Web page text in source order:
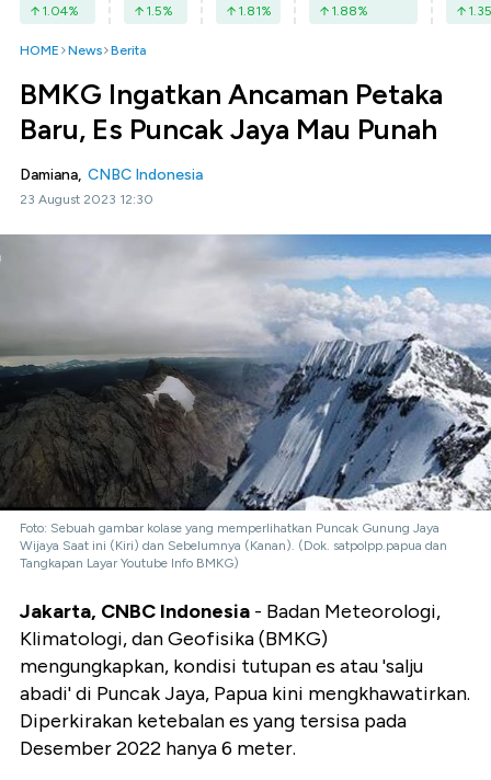
1.04% 1.5% 1.81% 1.88% 1.35
HOME News Berita
BMKG Ingatkan Ancaman Petaka
Baru, Es Puncak Jaya Mau Punah
Damiana, CNBC Indonesia
23 August 2023 12:30
Foto: Sebuah gambar kolase yang memperlihatkan Puncak Gunung Jaya
Wijaya Saat ini (Kiri) dan Sebelumnya (Kanan). (Dok. satpolpp.papua dan
Tangkapan Layar Youtube Info BMKG)
Jakarta, CNBC Indonesia - Badan Meteorologi,
Klimatologi, dan Geofisika (BMKG)
mengungkapkan, kondisi tutupan es atau 'salju
abadi' di Puncak Jaya, Papua kini mengkhawatirkan.
Diperkirakan ketebalan es yang tersisa pada
Desember 2022 hanya 6 meter.